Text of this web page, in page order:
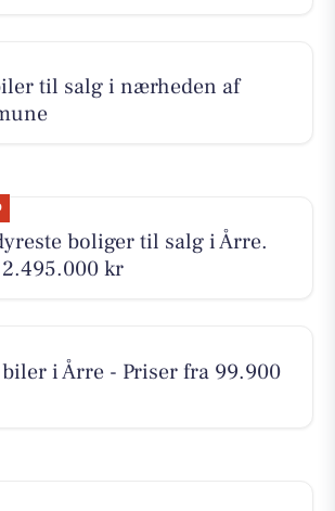
til salg i nærheden af
boliger til salg i Årre.
kr
i Årre - Priser fra 99.900